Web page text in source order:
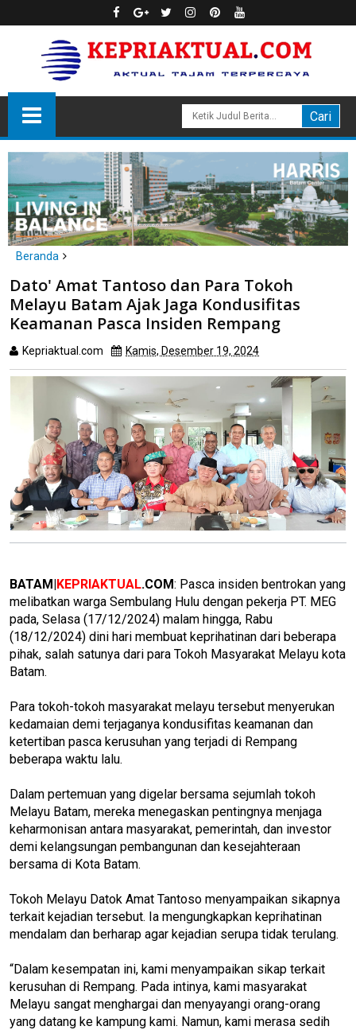
Beranda
Dato' Amat Tantoso dan Para Tokoh Melayu Batam Ajak Jaga
Kondusifitas Keamanan Pasca Insiden Rempang
Dato' Amat Tantoso dan Para Tokoh
Melayu Batam Ajak Jaga Kondusifitas
Keamanan Pasca Insiden Rempang
Kepriaktual.com Kamis, Desember 19, 2024
BATAM|KEPRIAKTUAL.COM: Pasca insiden bentrokan yang
melibatkan warga Sembulang Hulu dengan pekerja PT. MEG
pada, Selasa (17/12/2024) malam hingga, Rabu
(18/12/2024) dini hari membuat keprihatinan dari beberapa
pihak, salah satunya dari para Tokoh Masyarakat Melayu kota
Batam.
Para tokoh-tokoh masyarakat melayu tersebut menyerukan
kedamaian demi terjaganya kondusifitas keamanan dan
ketertiban pasca kerusuhan yang terjadi di Rempang
beberapa waktu lalu.
Dalam pertemuan yang digelar bersama sejumlah tokoh
Melayu Batam, mereka menegaskan pentingnya menjaga
keharmonisan antara masyarakat, pemerintah, dan investor
demi kelangsungan pembangunan dan kesejahteraan
bersama di Kota Batam.
Tokoh Melayu Datok Amat Tantoso menyampaikan sikapnya
terkait kejadian tersebut. Ia mengungkapkan keprihatinan
mendalam dan berharap agar kejadian serupa tidak terulang.
“Dalam kesempatan ini, kami menyampaikan sikap terkait
kerusuhan di Rempang. Pada intinya, kami masyarakat
Melayu sangat menghargai dan menyayangi orang-orang
yang datang ke kampung kami. Namun, kami merasa sedih